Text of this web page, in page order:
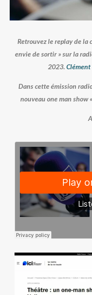
Retrouvez le replay de la
envie de sortir » sur la
2023.Clément
Dans cette émission
nouveau one man show